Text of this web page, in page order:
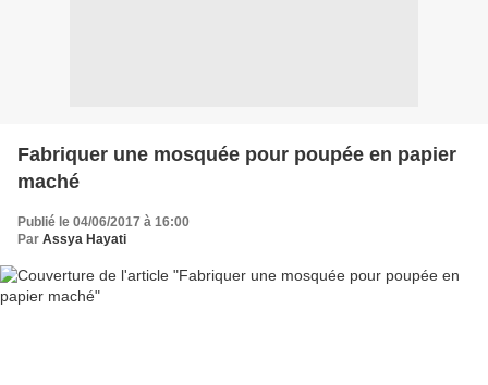
Fabriquer une mosquée pour poupée en papier
maché
Publié le 04/06/2017 à 16:00
Par Assya Hayati